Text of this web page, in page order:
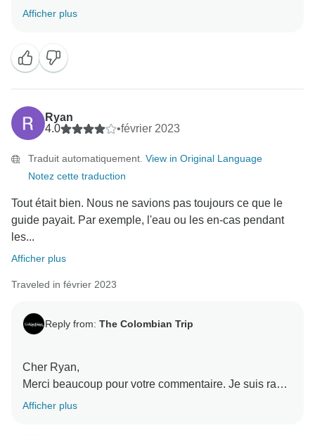
choisi notre pays pour votre voyage. Je suis ravie que
Afficher plus
Ryan
4.0
•février 2023
Traduit automatiquement. View in Original Language
Notez cette traduction
Tout était bien. Nous ne savions pas toujours ce que le
guide payait. Par exemple, l'eau ou les en-cas pendant
les...
Afficher plus
Traveled in février 2023
Reply from: The Colombian Trip
Cher Ryan,
Merci beaucoup pour votre commentaire. Je suis ravie
que tout se soit bien passé pendant votre voyage. Je
Afficher plus